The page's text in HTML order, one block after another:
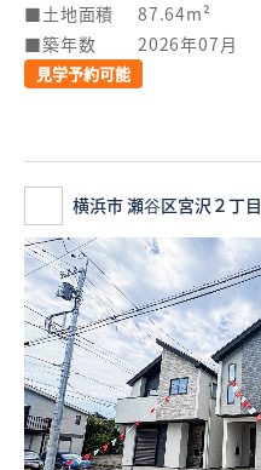
土地面積 87.64m²
築年数
2026年07月
見学予約可能
横浜市 瀬谷区宮沢２丁目